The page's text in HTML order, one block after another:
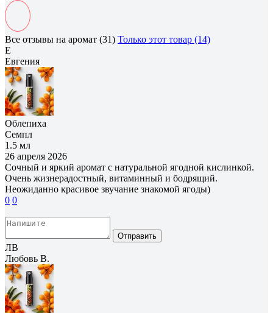
Все отзывы на аромат (31) Только этот товар (14)
Е
Евгения
Облепиха
Семпл
1.5 мл
26 апреля 2026
Сочный и яркий аромат с натуральной ягодной кислинкой.
Очень жизнерадостный, витаминный и бодрящий.
Неожиданно красивое звучание знакомой ягоды)
0 0
Отправить
ЛВ
Любовь В.